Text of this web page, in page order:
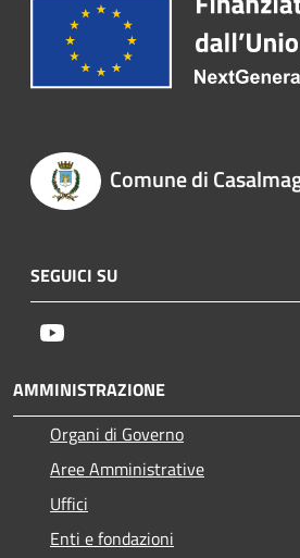
Comune di
SEGUICI SU
AMMINISTRAZIONE
Organi di Governo
Aree Amministrative
Uffici
Enti e fondazioni